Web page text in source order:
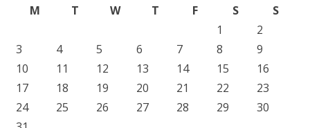
M
T W T F S
S
1
2
3
4 5 6 7 8
9
10
11 12 13 14 15
16
17
18 19 20 21 22
23
24
25 26 27 28 29
30